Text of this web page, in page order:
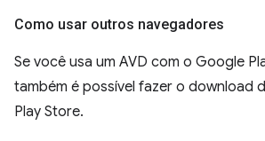
Como usar outros navegadores
Se você usa um AVD com o Google
também é possível fazer o download
Play Store.